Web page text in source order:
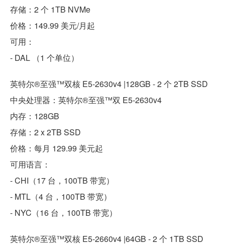
存储：2 个 1TB NVMe
价格：149.99 美元/月起
可用：
- DAL （1 个单位）
英特尔®至强™双核 E5-2630v4 |128GB - 2 个 2TB SSD
中央处理器：英特尔®至强™双 E5-2630v4
内存：128GB
存储：2 x 2TB SSD
价格：每月 129.99 美元起
可用语言：
- CHI（17 台，100TB 带宽）
- MTL（4 台，100TB 带宽）
- NYC（16 台，100TB 带宽）
英特尔®至强™双核 E5-2660v4 |64GB - 2 个 1TB SSD